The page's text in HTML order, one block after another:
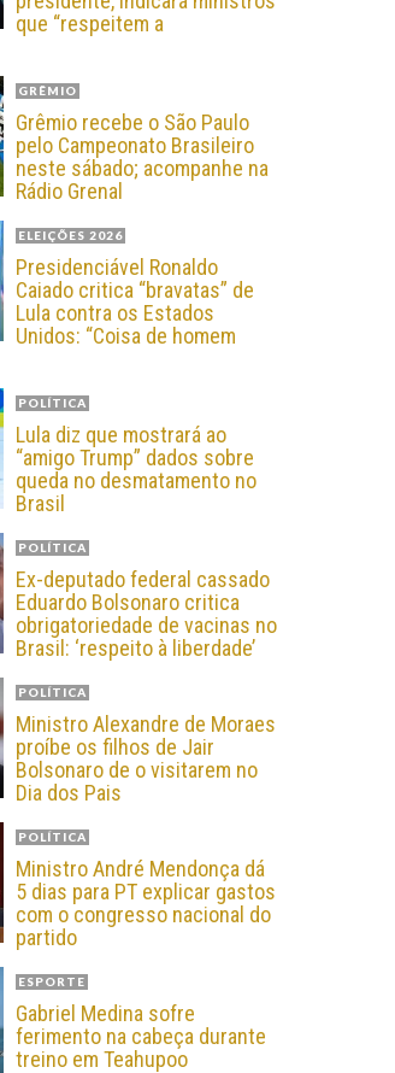
que “respeitem a
GRÊMIO
Grêmio recebe o São Paulo
pelo Campeonato Brasileiro
neste sábado; acompanhe na
Rádio Grenal
ELEIÇÕES 2026
Presidenciável Ronaldo
Caiado critica “bravatas” de
Lula contra os Estados
Unidos: “Coisa de homem
POLÍTICA
Lula diz que mostrará ao
“amigo Trump” dados sobre
queda no desmatamento no
Brasil
POLÍTICA
Ex-deputado federal cassado
Eduardo Bolsonaro critica
obrigatoriedade de vacinas no
Brasil: ‘respeito à liberdade’
POLÍTICA
Ministro Alexandre de Moraes
proíbe os filhos de Jair
Bolsonaro de o visitarem no
Dia dos Pais
POLÍTICA
Ministro André Mendonça dá
5 dias para PT explicar gastos
com o congresso nacional do
partido
ESPORTE
Gabriel Medina sofre
ferimento na cabeça durante
treino em Teahupoo